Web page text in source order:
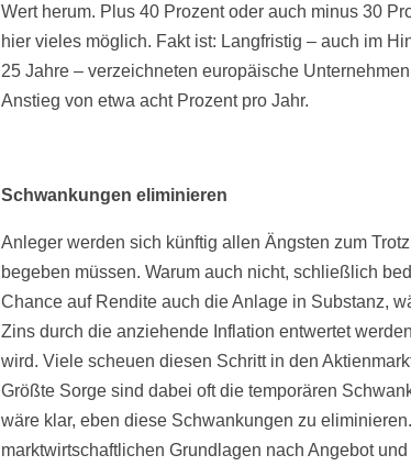
Wert herum. Plus 40 Prozent oder auch minus 30
hier vieles möglich. Fakt ist: Langfristig – auch im
25 Jahre – verzeichneten europäische
Anstieg von etwa acht Prozent pro Jahr.
Schwankungen eliminieren
Anleger werden sich künftig allen Ängsten zum
begeben müssen. Warum auch nicht, schließlich
Chance auf Rendite auch die Anlage in Substanz,
Zins durch die anziehende Inflation entwertet
wird. Viele scheuen diesen Schritt in den
Größte Sorge sind dabei oft die temporären
wäre klar, eben diese Schwankungen zu
marktwirtschaftlichen Grundlagen nach Angebot